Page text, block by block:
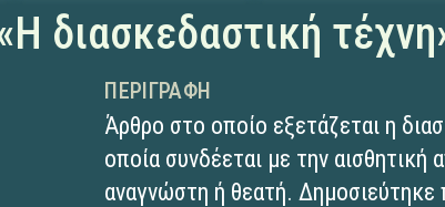
διασκεδαστική
ΠΕΡΙΓΡΑΦΉ
Άρθρο στο οποίο εξετάζεται η
οποία συνδέεται με την
αναγνώστη ή θεατή.